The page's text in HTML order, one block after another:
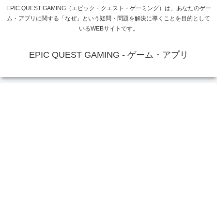
EPIC QUEST GAMING（エピック・クエスト・ゲーミング）は、あなたのゲー
ム・アプリに関する「なぜ」という疑問・問題を解決に導くことを目的として
いるWEBサイトです。
EPIC QUEST GAMING - ゲーム・アプリ